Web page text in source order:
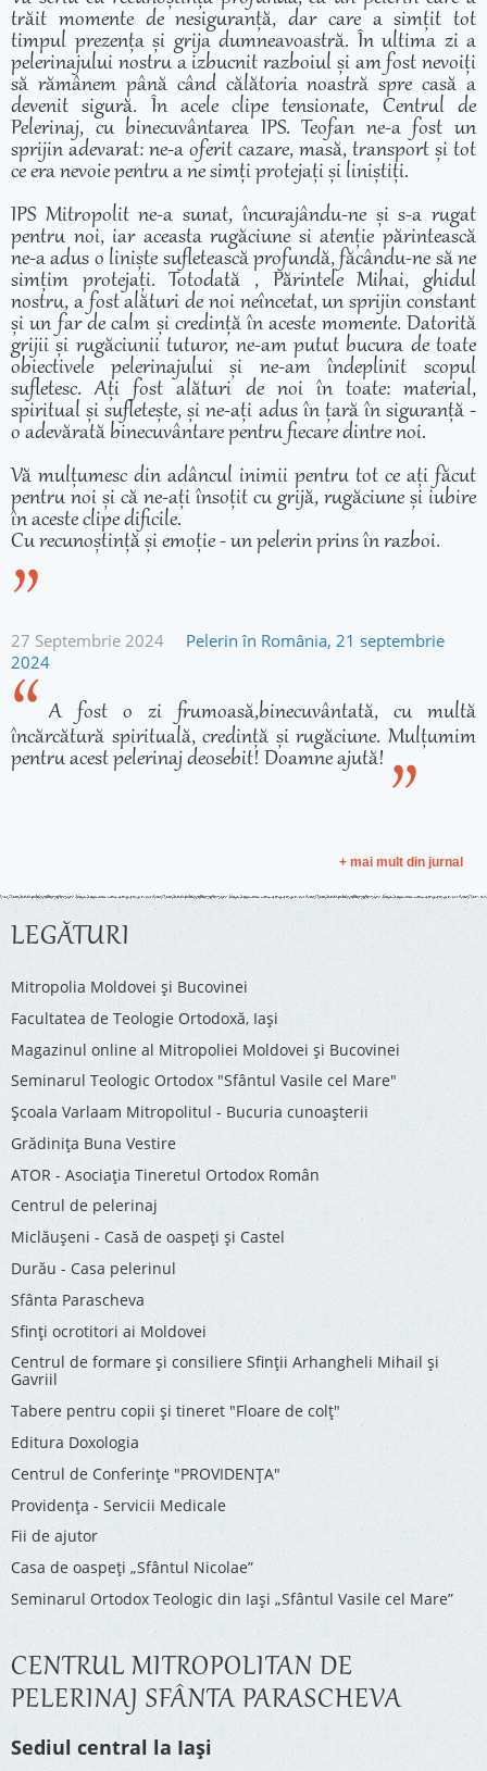
trăit momente de nesiguranță, dar care a simțit tot
timpul prezența și grija dumneavoastră. În ultima zi a
pelerinajului nostru a izbucnit razboiul și am fost nevoiți
să rămânem până când călătoria noastră spre casă a
devenit sigură. În acele clipe tensionate, Centrul de
Pelerinaj, cu binecuvântarea IPS. Teofan ne-a fost un
sprijin adevarat: ne-a oferit cazare, masă, transport și tot
ce era nevoie pentru a ne simți protejați și liniștiți.
IPS Mitropolit ne-a sunat, încurajându-ne și s-a rugat
pentru noi, iar aceasta rugăciune si atenție părintească
ne-a adus o liniște sufletească profundă, făcându-ne să ne
simțim protejați. Totodată , Părintele Mihai, ghidul
nostru, a fost alături de noi neîncetat, un sprijin constant
și un far de calm și credință în aceste momente. Datorită
grijii și rugăciunii tuturor, ne-am putut bucura de toate
obiectivele pelerinajului și ne-am îndeplinit scopul
sufletesc. Ați fost alături de noi în toate: material,
spiritual și sufletește, și ne-ați adus în țară în siguranță -
o adevărată binecuvântare pentru fiecare dintre noi.
Vă mulțumesc din adâncul inimii pentru tot ce ați făcut
pentru noi și că ne-ați însoțit cu grijă, rugăciune și iubire
în aceste clipe dificile.
Cu recunoștință și emoție - un pelerin prins în razboi.
27 Septembrie 2024
Pelerin în România, 21 septembrie
2024
A fost o zi frumoasă,binecuvântată, cu multă
încărcătură spirituală, credință și rugăciune. Mulțumim
pentru acest pelerinaj deosebit! Doamne ajută!
+ mai mult din jurnal
LEGĂTURI
Mitropolia Moldovei și Bucovinei
Facultatea de Teologie Ortodoxă, Iaşi
Magazinul online al Mitropoliei Moldovei și Bucovinei
Seminarul Teologic Ortodox "Sfântul Vasile cel Mare"
Şcoala Varlaam Mitropolitul - Bucuria cunoaşterii
Grădinița Buna Vestire
ATOR - Asociaţia Tineretul Ortodox Român
Centrul de pelerinaj
Miclăușeni - Casă de oaspeţi şi Castel
Durău - Casa pelerinul
Sfânta Parascheva
Sfinți ocrotitori ai Moldovei
Centrul de formare și consiliere Sfinții Arhangheli Mihail și
Gavriil
Tabere pentru copii şi tineret "Floare de colţ"
Editura Doxologia
Centrul de Conferinţe "PROVIDENŢA"
Providenţa - Servicii Medicale
Fii de ajutor
Casa de oaspeți „Sfântul Nicolae”
Seminarul Ortodox Teologic din Iași „Sfântul Vasile cel Mare”
CENTRUL MITROPOLITAN DE
PELERINAJ SFÂNTA PARASCHEVA
Sediul central la Iași